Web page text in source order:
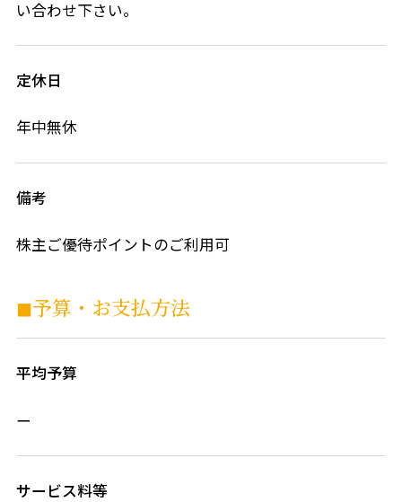
い合わせ下さい。
定休日
年中無休
備考
株主ご優待ポイントのご利用可
◼︎予算・お⽀払⽅法
平均予算
ー
サービス料等